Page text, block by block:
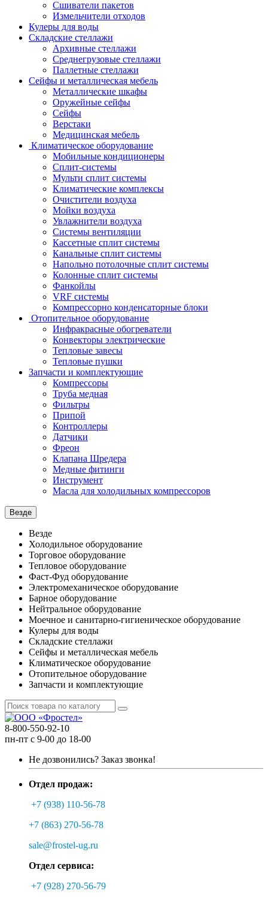
Сшиватели пакетов
Измельчители отходов
Кулеры для воды
Складские стеллажи
Архивные стеллажи
Среднегрузовые стеллажи
Паллетные стеллажи
Сейфы и металлическая мебель
Металлические шкафы
Оружейные сейфы
Сейфы
Верстаки
Медицинская мебель
Климатическое оборудование
Мобильные кондиционеры
Сплит-системы
Мульти сплит системы
Климатические комплексы
Очистители воздуха
Мойки воздуха
Увлажнители воздуха
Системы вентиляции
Кассетные сплит системы
Канальные сплит системы
Напольно потолочные сплит системы
Колонные сплит системы
Фанкойлы
VRF системы
Компрессорно конденсаторные блоки
Отопительное оборудование
Инфракрасные обогреватели
Конвекторы электрические
Тепловые завесы
Тепловые пушки
Запчасти и комплектующие
Компрессоры
Труба медная
Фильтры
Припой
Контроллеры
Датчики
Фреон
Клапана Шредера
Медные фитинги
Инструмент
Масла для холодильных компрессоров
Везде
Везде
Холодильное оборудование
Торговое оборудование
Тепловое оборудование
Фаст-Фуд оборудование
Электромеханическое оборудование
Барное оборудование
Нейтральное оборудование
Моечное и санитарно-гигиеническое оборудование
Кулеры для воды
Складские стеллажи
Сейфы и металлическая мебель
Климатическое оборудование
Отопительное оборудование
Запчасти и комплектующие
8-800-550-92-10
пн-пт с 9-00 до 18-00
Не дозвонились? Заказ звонка!
Отдел продаж:
+7 (938) 110-56-78
+7 (863) 270-56-78
sale@frostel-ug.ru
Отдел сервиса:
+7 (928) 270-56-79